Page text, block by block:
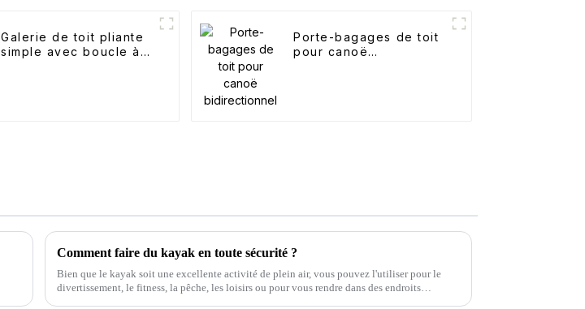
Galerie de toit pliante
simple avec boucle à
Porte-bagages de toit
pour canoë
Comment faire du kayak en toute sécurité ?
Bien que le kayak soit une excellente activité de plein air, vous pouvez l'utiliser pour le
divertissement, le fitness, la pêche, les loisirs ou pour vous rendre dans des endroits